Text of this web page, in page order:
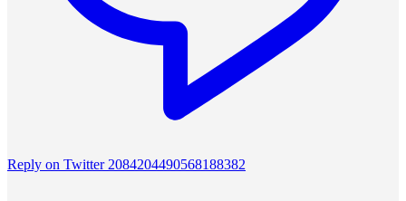
Reply on Twitter 2084204490568188382